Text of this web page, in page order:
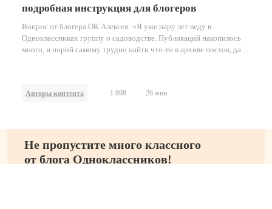
подробная инструкция для блогеров
Вопрос от блогера ОК Алексея: «Я уже пару лет веду в
Одноклассниках группу о садоводстве. Публикаций накопилось
много, и порой самому трудно найти что-то в архиве постов, да и
ними?».
Авторы контента 1 898 26 мин.
Не пропустите много классного
от блога Одноклассников!